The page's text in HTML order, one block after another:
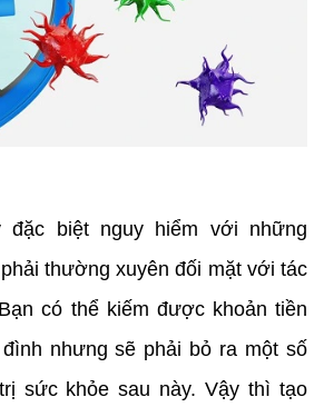
đặc biệt nguy hiểm với những
thường xuyên đối mặt với tác
có thể kiếm được khoản tiền
nhưng sẽ phải bỏ ra một số
sức khỏe sau này. Vậy thì tạo